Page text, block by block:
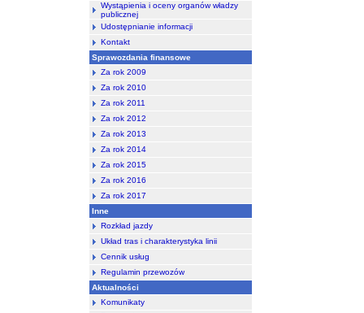
Wystąpienia i oceny organów władzy
publicznej
Udostępnianie informacji
Kontakt
Sprawozdania finansowe
Za rok 2009
Za rok 2010
Za rok 2011
Za rok 2012
Za rok 2013
Za rok 2014
Za rok 2015
Za rok 2016
Za rok 2017
Inne
Rozkład jazdy
Układ tras i charakterystyka linii
Cennik usług
Regulamin przewozów
Aktualności
Komunikaty